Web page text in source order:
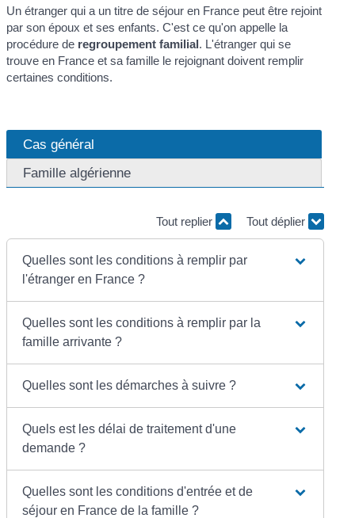
Un étranger qui a un titre de séjour en France peut être rejoint
par son époux et ses enfants. C'est ce qu'on appelle la
procédure de regroupement familial. L'étranger qui se
trouve en France et sa famille le rejoignant doivent remplir
certaines conditions.
Cas général
Famille algérienne
Tout replier Tout déplier
Quelles sont les conditions à remplir par
l'étranger en France ?
Quelles sont les conditions à remplir par la
famille arrivante ?
Quelles sont les démarches à suivre ?
Quels est les délai de traitement d'une
demande ?
Quelles sont les conditions d'entrée et de
séjour en France de la famille ?